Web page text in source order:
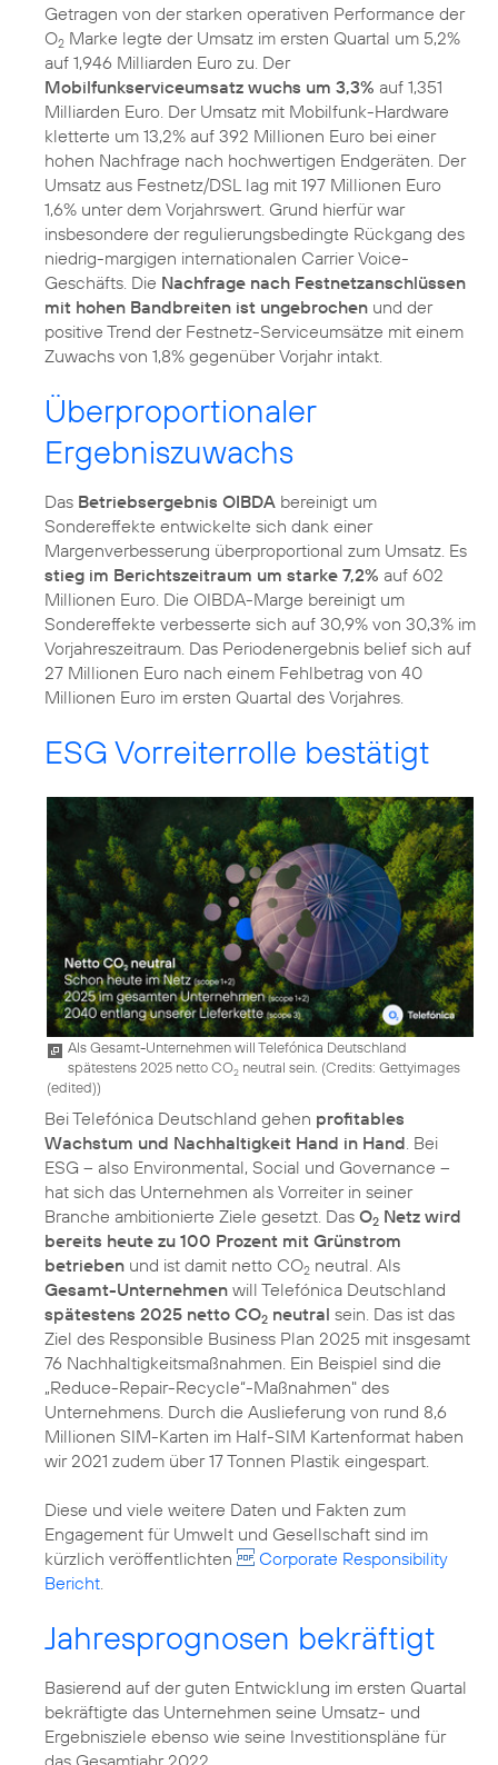
Getragen von der starken operativen Performance der
O2 Marke legte der Umsatz im ersten Quartal um 5,2%
auf 1,946 Milliarden Euro zu. Der
Mobilfunkserviceumsatz wuchs um 3,3% auf 1,351
Milliarden Euro. Der Umsatz mit Mobilfunk-Hardware
kletterte um 13,2% auf 392 Millionen Euro bei einer
hohen Nachfrage nach hochwertigen Endgeräten. Der
Umsatz aus Festnetz/DSL lag mit 197 Millionen Euro
1,6% unter dem Vorjahrswert. Grund hierfür war
insbesondere der regulierungsbedingte Rückgang des
niedrig-margigen internationalen Carrier Voice-
Geschäfts. Die Nachfrage nach Festnetzanschlüssen
mit hohen Bandbreiten ist ungebrochen und der
positive Trend der Festnetz-Serviceumsätze mit einem
Zuwachs von 1,8% gegenüber Vorjahr intakt.
Überproportionaler
Ergebniszuwachs
Das Betriebsergebnis OIBDA bereinigt um
Sondereffekte entwickelte sich dank einer
Margenverbesserung überproportional zum Umsatz. Es
stieg im Berichtszeitraum um starke 7,2% auf 602
Millionen Euro. Die OIBDA-Marge bereinigt um
Sondereffekte verbesserte sich auf 30,9% von 30,3% im
Vorjahreszeitraum. Das Periodenergebnis belief sich auf
27 Millionen Euro nach einem Fehlbetrag von 40
Millionen Euro im ersten Quartal des Vorjahres.
ESG Vorreiterrolle bestätigt
Als Gesamt-Unternehmen will Telefónica Deutschland
spätestens 2025 netto CO2 neutral sein. (Credits: Gettyimages
(edited))
Bei Telefónica Deutschland gehen profitables
Wachstum und Nachhaltigkeit Hand in Hand. Bei
ESG – also Environmental, Social und Governance –
hat sich das Unternehmen als Vorreiter in seiner
Branche ambitionierte Ziele gesetzt. Das O2 Netz wird
bereits heute zu 100 Prozent mit Grünstrom
betrieben und ist damit netto CO2 neutral. Als
Gesamt-Unternehmen will Telefónica Deutschland
spätestens 2025 netto CO2 neutral sein. Das ist das
Ziel des Responsible Business Plan 2025 mit insgesamt
76 Nachhaltigkeitsmaßnahmen. Ein Beispiel sind die
„Reduce-Repair-Recycle“-Maßnahmen" des
Unternehmens. Durch die Auslieferung von rund 8,6
Millionen SIM-Karten im Half-SIM Kartenformat haben
wir 2021 zudem über 17 Tonnen Plastik eingespart.
Diese und viele weitere Daten und Fakten zum
Engagement für Umwelt und Gesellschaft sind im
kürzlich veröffentlichten
Corporate Responsibility
Bericht.
Jahresprognosen bekräftigt
Basierend auf der guten Entwicklung im ersten Quartal
bekräftigte das Unternehmen seine Umsatz- und
Ergebnisziele ebenso wie seine Investitionspläne für